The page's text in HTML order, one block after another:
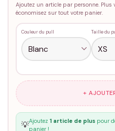
Ajoutez un article par personne. Plus
économisez sur tout votre panier.
Couleur du pull Taille du
+
💡Ajoutez 1 article de pluspour
panier !